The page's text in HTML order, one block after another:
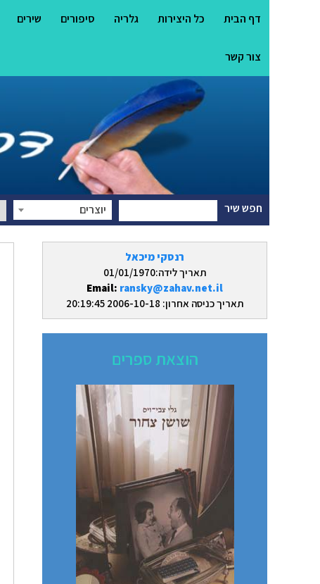
דף הבית כל היצירות גלריה סיפורים שירים
צור קשר
חפש שיר יוצרים
רנסקי מיכאל
תאריך לידה:01/01/1970
Email: ransky@zahav.net.il
תאריך כניסה אחרון: 2006-10-18 20:19:45
הוצאת ספרים